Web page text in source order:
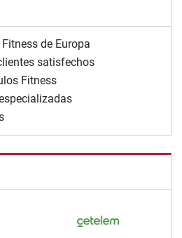
de Europa
satisfechos
Fitness